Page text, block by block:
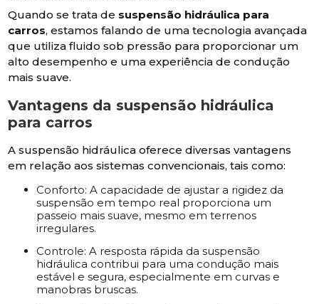
Quando se trata de suspensão hidráulica para
carros, estamos falando de uma tecnologia avançada
que utiliza fluido sob pressão para proporcionar um
alto desempenho e uma experiência de condução
mais suave.
Vantagens da suspensão hidráulica
para carros
A suspensão hidráulica oferece diversas vantagens
em relação aos sistemas convencionais, tais como:
Conforto: A capacidade de ajustar a rigidez da
suspensão em tempo real proporciona um
passeio mais suave, mesmo em terrenos
irregulares.
Controle: A resposta rápida da suspensão
hidráulica contribui para uma condução mais
estável e segura, especialmente em curvas e
manobras bruscas.